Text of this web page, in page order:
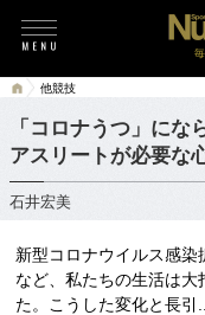
他競技
「コロナうつ」に
アスリートが必要な
石井宏美
新型コロナウイルス感
など、私たちの生活は大
た。こうした変化と長引...